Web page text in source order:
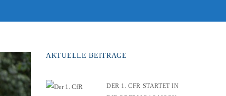
AKTUELLE BEITRÄGE
DER 1. CFR STARTET IN